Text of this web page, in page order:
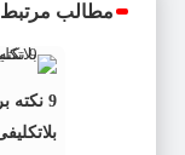
مطالب مرتبط
9